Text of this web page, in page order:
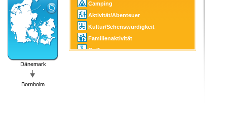
Dänemark
Bornholm
Camping
Aktivität/Abenteuer
Kultur/Sehenswürdigkeit
Familienaktivität
Golf